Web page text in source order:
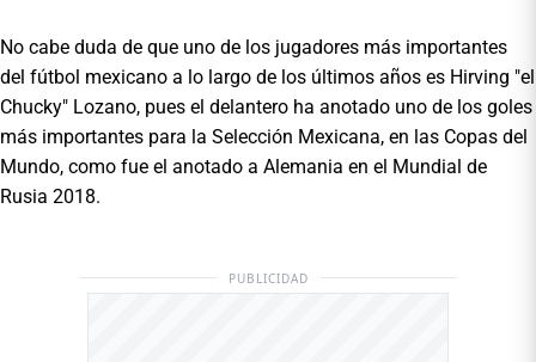
No cabe duda de que uno de los jugadores más importantes
del fútbol mexicano a lo largo de los últimos años es Hirving "el
Chucky" Lozano, pues el delantero ha anotado uno de los goles
más importantes para la Selección Mexicana, en las Copas del
Mundo, como fue el anotado a Alemania en el Mundial de
Rusia 2018.
PUBLICIDAD